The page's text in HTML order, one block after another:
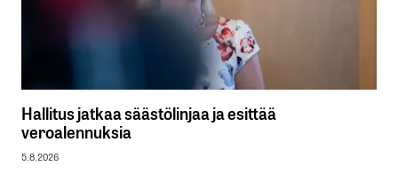
Hallitus jatkaa säästölinjaa ja esittää
veroalennuksia
5.8.2026